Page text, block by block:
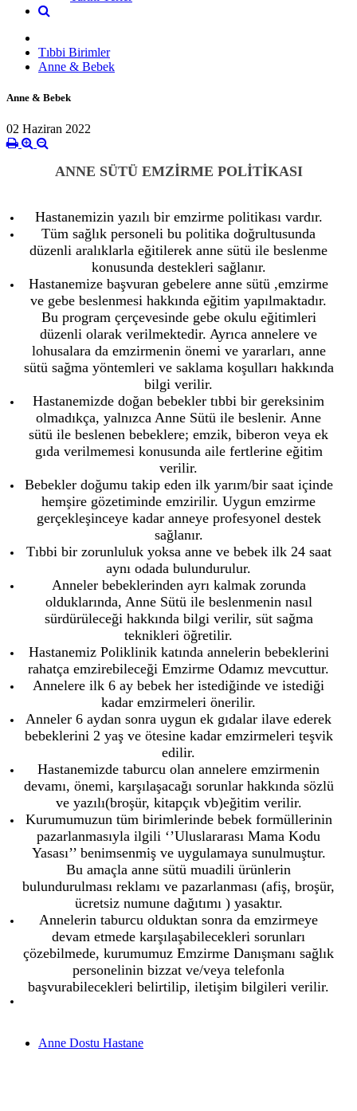
Tıbbi Birimler
Anne & Bebek
Anne & Bebek
02 Haziran 2022
ANNE SÜTÜ EMZİRME POLİTİKASI
Hastanemizin yazılı bir emzirme politikası vardır.
Tüm sağlık personeli bu politika doğrultusunda
düzenli aralıklarla eğitilerek anne sütü ile beslenme
konusunda destekleri sağlanır.
Hastanemize başvuran gebelere anne sütü ,emzirme
ve gebe beslenmesi hakkında eğitim yapılmaktadır.
Bu program çerçevesinde gebe okulu eğitimleri
düzenli olarak verilmektedir. Ayrıca annelere ve
lohusalara da emzirmenin önemi ve yararları, anne
sütü sağma yöntemleri ve saklama koşulları hakkında
bilgi verilir.
Hastanemizde doğan bebekler tıbbi bir gereksinim
olmadıkça, yalnızca Anne Sütü ile beslenir. Anne
sütü ile beslenen bebeklere; emzik, biberon veya ek
gıda verilmemesi konusunda aile fertlerine eğitim
verilir.
Bebekler doğumu takip eden ilk yarım/bir saat içinde
hemşire gözetiminde emzirilir. Uygun emzirme
gerçekleşinceye kadar anneye profesyonel destek
sağlanır.
Tıbbi bir zorunluluk yoksa anne ve bebek ilk 24 saat
aynı odada bulundurulur.
Anneler bebeklerinden ayrı kalmak zorunda
olduklarında, Anne Sütü ile beslenmenin nasıl
sürdürüleceği hakkında bilgi verilir, süt sağma
teknikleri öğretilir.
Hastanemiz Poliklinik katında annelerin bebeklerini
rahatça emzirebileceği Emzirme Odamız mevcuttur.
Annelere ilk 6 ay bebek her istediğinde ve istediği
kadar emzirmeleri önerilir.
Anneler 6 aydan sonra uygun ek gıdalar ilave ederek
bebeklerini 2 yaş ve ötesine kadar emzirmeleri teşvik
edilir.
Hastanemizde taburcu olan annelere emzirmenin
devamı, önemi, karşılaşacağı sorunlar hakkında sözlü
ve yazılı(broşür, kitapçık vb)eğitim verilir.
Kurumumuzun tüm birimlerinde bebek formüllerinin
pazarlanmasıyla ilgili ‘’Uluslararası Mama Kodu
Yasası’’ benimsenmiş ve uygulamaya sunulmuştur.
Bu amaçla anne sütü muadili ürünlerin
bulundurulması reklamı ve pazarlanması (afiş, broşür,
ücretsiz numune dağıtımı ) yasaktır.
Annelerin taburcu olduktan sonra da emzirmeye
devam etmede karşılaşabilecekleri sorunları
çözebilmede, kurumumuz Emzirme Danışmanı sağlık
personelinin bizzat ve/veya telefonla
başvurabilecekleri belirtilip, iletişim bilgileri verilir.
Anne Dostu Hastane